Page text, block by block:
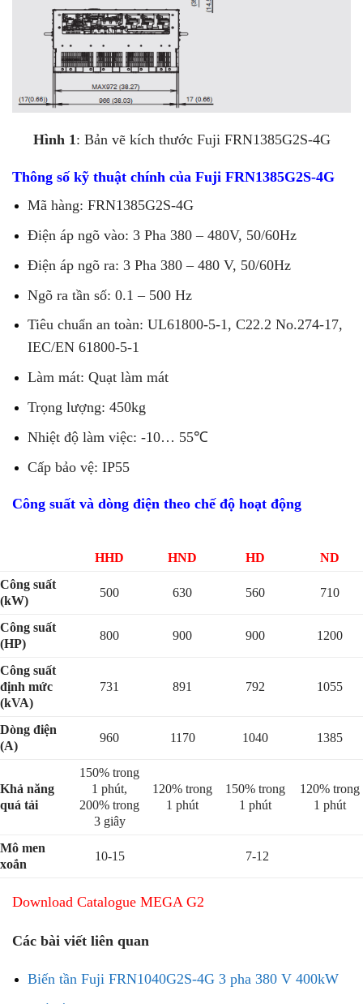
Hình 1: Bản vẽ kích thước Fuji FRN1385G2S-4G
Thông số kỹ thuật chính của Fuji FRN1385G2S-4G
Mã hàng: FRN1385G2S-4G
Điện áp ngõ vào: 3 Pha 380 – 480V, 50/60Hz
Điện áp ngõ ra: 3 Pha 380 – 480 V, 50/60Hz
Ngõ ra tần số: 0.1 – 500 Hz
Tiêu chuẩn an toàn: UL61800-5-1, C22.2 No.274-17,
IEC/EN 61800-5-1
Làm mát: Quạt làm mát
Trọng lượng: 450kg
Nhiệt độ làm việc: -10… 55℃
Cấp bảo vệ: IP55
Công suất và dòng điện theo chế độ hoạt động
HHD HND HD
ND
Công suất
(kW)
500 630 560 710
Công suất
(HP)
800 900 900 1200
Công suất
định mức
(kVA)
731 891 792 1055
Dòng điện
(A)
960 1170 1040 1385
Khả năng
quá tải
150% trong
1 phút,
200% trong
3 giây
120% trong
1 phút
150% trong
1 phút
120% trong
1 phút
Mô men
xoắn
10-15 7-12
Download Catalogue MEGA G2
Các bài viết liên quan
Biến tần Fuji FRN1040G2S-4G 3 pha 380 V 400kW